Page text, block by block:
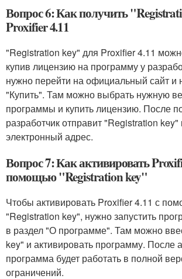
Вопрос 6: Как получить
Proxifier 4.11
"Registration key" для Proxifier 4.11
купив лицензию на программу у
нужно перейти на официальный сайт и
"Купить". Там можно выбрать нужную
программы и купить лицензию. После
разработчик отправит "Registration
электронный адрес.
Вопрос 7: Как активировать
помощью "Registration key"
Чтобы активировать Proxifier 4.11 с
"Registration key", нужно запустить
в раздел "О программе". Там можно
key" и активировать программу. После
программа будет работать в полной
ограничений.